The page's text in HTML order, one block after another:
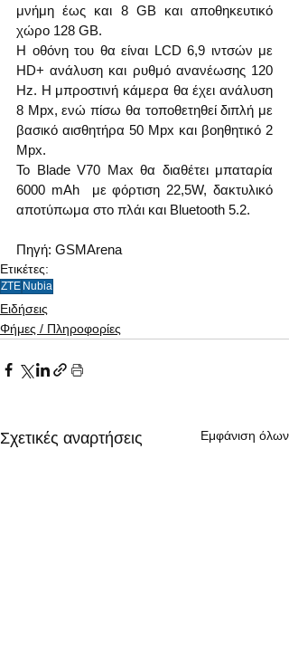
μνήμη έως και 8 GB και αποθηκευτικό
χώρο 128 GB.
Η οθόνη του θα είναι LCD 6,9 ιντσών με
HD+ ανάλυση και ρυθμό ανανέωσης 120
Hz. Η μπροστινή κάμερα θα έχει ανάλυση
8 Mpx, ενώ πίσω θα τοποθετηθεί διπλή με
βασικό αισθητήρα 50 Mpx και βοηθητικό 2
Mpx.
Το Blade V70 Max θα διαθέτει μπαταρία
6000 mAh  με φόρτιση 22,5W, δακτυλικό
αποτύπωμα στο πλάι και Bluetooth 5.2.
Πηγή: GSMArena
Ετικέτες:
ZTE Nubia
Ειδήσεις
Φήμες / Πληροφορίες
Σχετικές αναρτήσεις Εμφάνιση όλων